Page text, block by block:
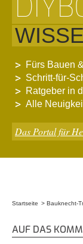
Fürs Bauen
Schritt-für-
Ratgeber in
Alle
Das Portal für
Startseite Bauknecht-
AUF DAS